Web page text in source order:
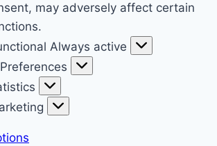
may adversely affect certain
Always active
Preferences